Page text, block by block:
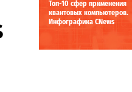
Топ-10 сфер применения
квантовых компьютеров.
Инфографика CNews